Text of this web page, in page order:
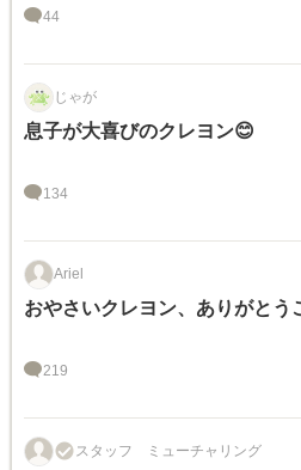
44
じゃが
息子が大喜びのクレヨン😊
134
Ariel
おやさいクレヨン、ありがと
219
スタッフ ミューチャリング